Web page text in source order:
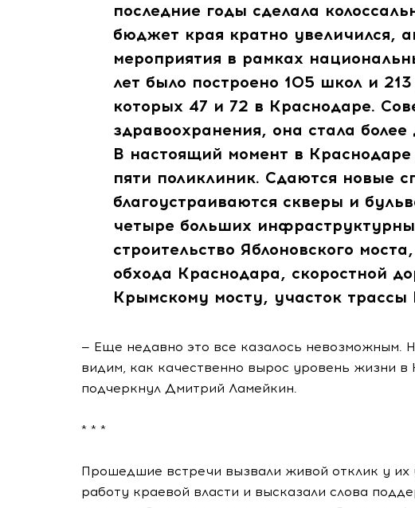
последние годы сделала
бюджет края кратно увеличился,
мероприятия в рамках
лет было построено 105 школ и
которых 47 и 72 в Краснодаре.
здравоохранения, она стала
В настоящий момент в Краснодаре
пяти поликлиник. Сдаются новые
благоустраиваются скверы и
четыре больших
строительство Яблоновского
обхода Краснодара, скоростной
Крымскому мосту, участок
— Еще недавно это все казалось невозможным.
видим, как качественно вырос уровень жизни в
подчеркнул Дмитрий Ламейкин.
* * *
Прошедшие встречи вызвали живой отклик у их
работу краевой власти и высказали слова